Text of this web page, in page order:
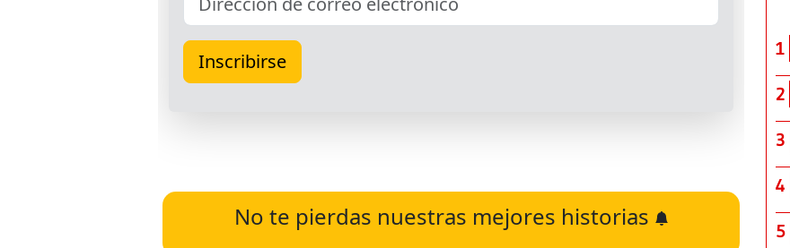
No te pierdas nuestras mejores historias
1
2
3
4
5